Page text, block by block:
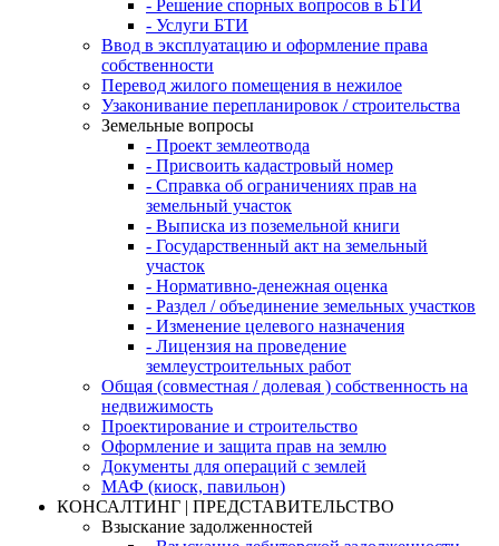
- Решение спорных вопросов в БТИ
- Услуги БТИ
Ввод в эксплуатацию и оформление права
собственности
Перевод жилого помещения в нежилое
Узаконивание перепланировок / строительства
Земельные вопросы
- Проект землеотвода
- Присвоить кадастровый номер
- Справка об ограничениях прав на
земельный участок
- Выписка из поземельной книги
- Государственный акт на земельный
участок
- Нормативно-денежная оценка
- Раздел / объединение земельных участков
- Изменение целевого назначения
- Лицензия на проведение
землеустроительных работ
Общая (совместная / долевая ) собственность на
недвижимость
Проектирование и строительство
Оформление и защита прав на землю
Документы для операций с землей
МАФ (киоск, павильон)
КОНСАЛТИНГ | ПРЕДСТАВИТЕЛЬСТВО
Взыскание задолженностей